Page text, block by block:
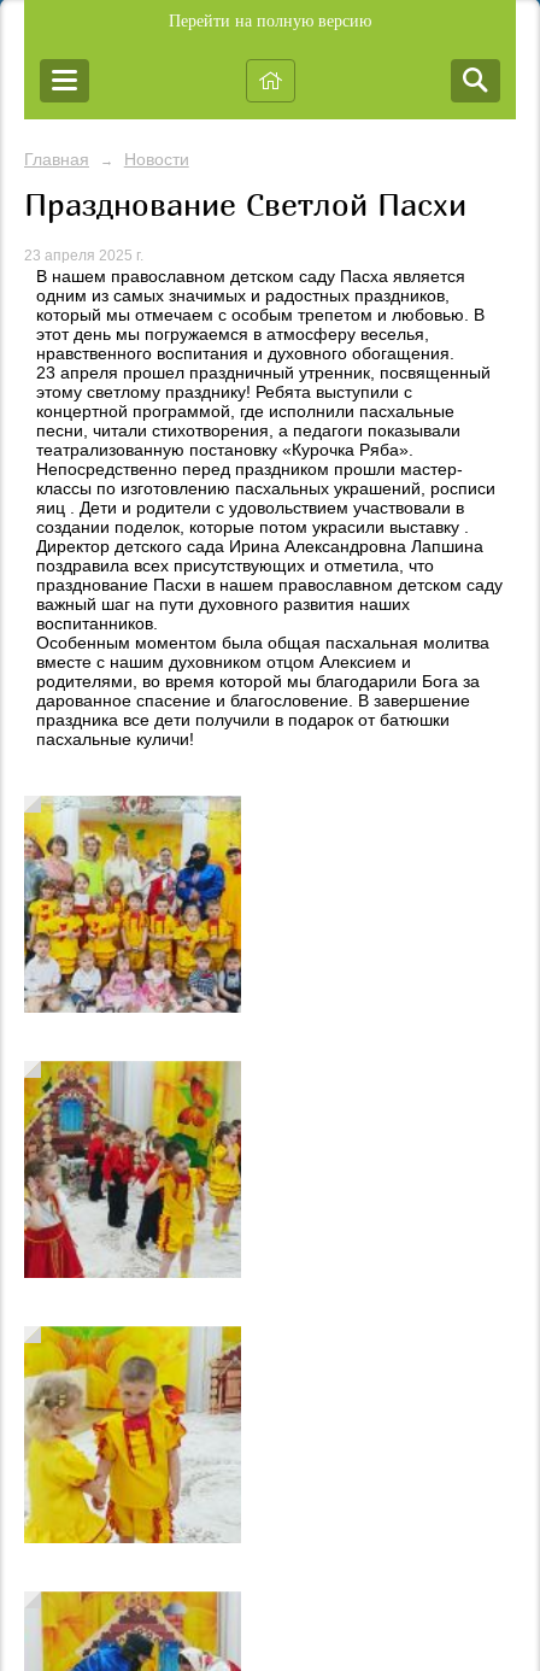
Перейти на полную версию
Главная → Новости
Празднование Светлой Пасхи
23 апреля 2025 г.
В нашем православном детском саду Пасха является
одним из самых значимых и радостных праздников,
который мы отмечаем с особым трепетом и любовью. В
этот день мы погружаемся в атмосферу веселья,
нравственного воспитания и духовного обогащения.
23 апреля прошел праздничный утренник, посвященный
этому светлому празднику! Ребята выступили с
концертной программой, где исполнили пасхальные
песни, читали стихотворения, а педагоги показывали
театрализованную постановку «Курочка Ряба».
Непосредственно перед праздником прошли мастер-
классы по изготовлению пасхальных украшений, росписи
яиц . Дети и родители с удовольствием участвовали в
создании поделок, которые потом украсили выставку .
Директор детского сада Ирина Александровна Лапшина
поздравила всех присутствующих и отметила, что
празднование Пасхи в нашем православном детском саду
важный шаг на пути духовного развития наших
воспитанников.
Особенным моментом была общая пасхальная молитва
вместе с нашим духовником отцом Алексием и
родителями, во время которой мы благодарили Бога за
дарованное спасение и благословение. В завершение
праздника все дети получили в подарок от батюшки
пасхальные куличи!